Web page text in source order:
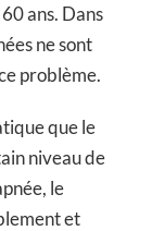
ans. Dans
ne sont
problème.
que le
niveau de
le
et